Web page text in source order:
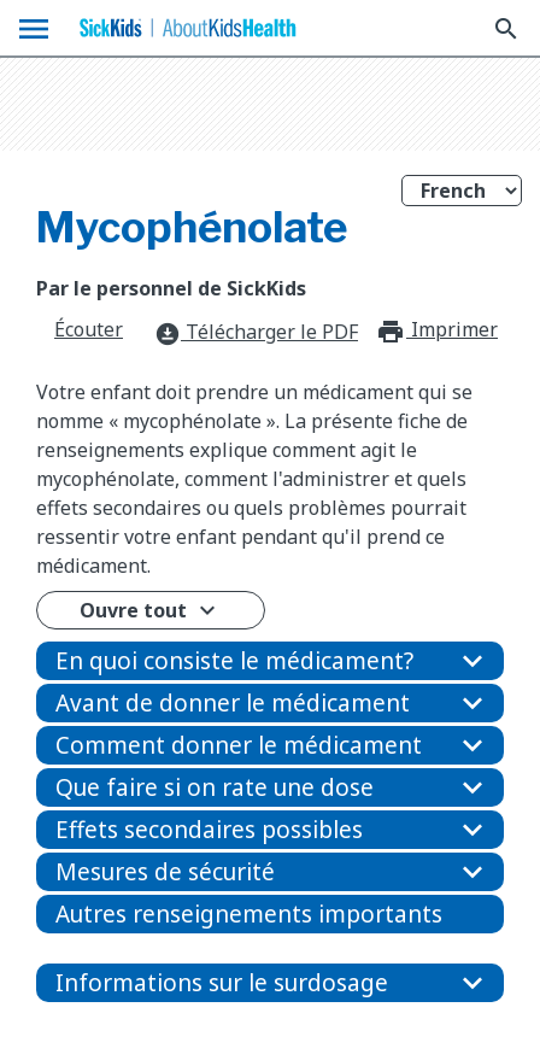
menu search
Mycophénolate
Par le personnel de SickKids
Écouter
download_for_offline Télécharger le PDF Imprimer
Votre enfant doit prendre un médicament qui se
nomme « mycophénolate ». La présente fiche de
renseignements explique comment agit le
mycophénolate, comment l'administrer et quels
effets secondaires ou quels problèmes pourrait
ressentir votre enfant pendant qu'il prend ce
médicament.
Ouvre tout
En quoi consiste le médicament?
Avant de donner le médicament
Comment donner le médicament
Que faire si on rate une dose
Effets secondaires possibles
Mesures de sécurité
Autres renseignements importants
Informations sur le surdosage